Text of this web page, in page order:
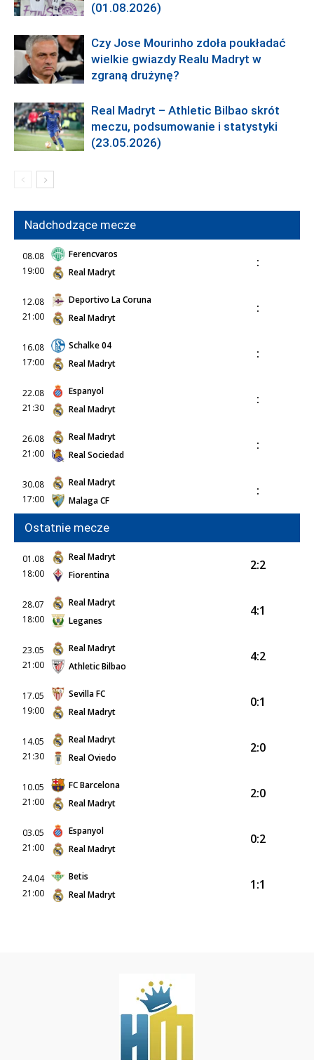
(01.08.2026)
Czy Jose Mourinho zdoła poukładać
wielkie gwiazdy Realu Madryt w
zgraną drużynę?
Real Madryt – Athletic Bilbao skrót
meczu, podsumowanie i statystyki
(23.05.2026)
Nadchodzące mecze
08.08
19:00
Ferencvaros
Real Madryt
:
12.08
21:00
Deportivo La Coruna
Real Madryt
:
16.08
17:00
Schalke 04
Real Madryt
:
22.08
21:30
Espanyol
Real Madryt
:
26.08
21:00
Real Madryt
Real Sociedad
:
30.08
17:00
Real Madryt
Malaga CF
:
Ostatnie mecze
01.08
18:00
Real Madryt
Fiorentina
2:2
28.07
18:00
Real Madryt
Leganes
4:1
23.05
21:00
Real Madryt
Athletic Bilbao
4:2
17.05
19:00
Sevilla FC
Real Madryt
0:1
14.05
21:30
Real Madryt
Real Oviedo
2:0
10.05
21:00
FC Barcelona
Real Madryt
2:0
03.05
21:00
Espanyol
Real Madryt
0:2
24.04
21:00
Betis
Real Madryt
1:1